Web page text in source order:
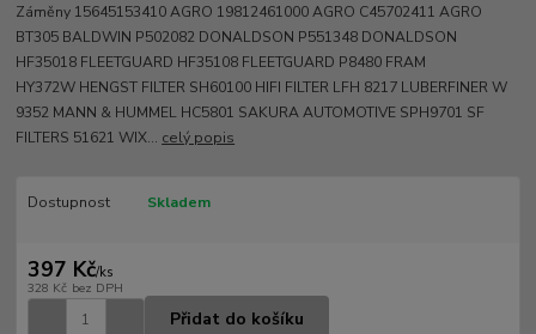
Záměny 15645153410 AGRO 19812461000 AGRO C45702411 AGRO
BT305 BALDWIN P502082 DONALDSON P551348 DONALDSON
HF35018 FLEETGUARD HF35108 FLEETGUARD P8480 FRAM
HY372W HENGST FILTER SH60100 HIFI FILTER LFH 8217 LUBERFINER W
9352 MANN & HUMMEL HC5801 SAKURA AUTOMOTIVE SPH9701 SF
FILTERS 51621 WIX... celý popis
Dostupnost Skladem
397 Kč/ks
328 Kč bez DPH
Přidat do košíku